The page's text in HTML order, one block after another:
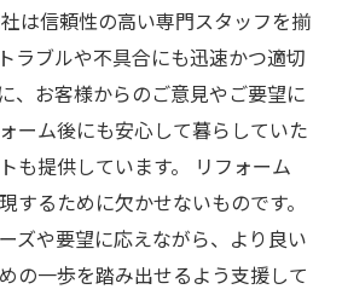
は信頼性の高い専門スタッフを揃
ラブルや不具合にも迅速かつ適切
、お客様からのご意見やご要望に
ーム後にも安心して暮らしていた
も提供しています。 リフォーム
するために欠かせないものです。
ズや要望に応えながら、より良い
の一歩を踏み出せるよう支援して